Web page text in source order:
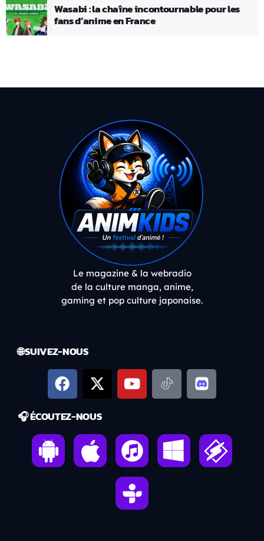
Wasabi : la chaîne incontournable pour les
fans d’anime en France
Le magazine & la webradio
de la culture manga, anime,
gaming et pop culture japonaise.
🌐 SUIVEZ-NOUS
🎧 ÉCOUTEZ-NOUS